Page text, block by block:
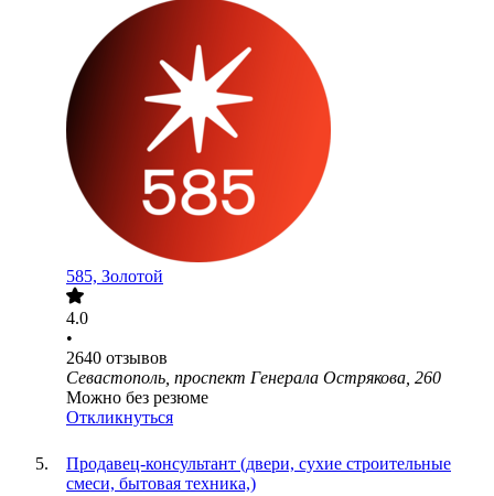
585, Золотой
4.0
•
2640 отзывов
Севастополь, проспект Генерала Острякова, 260
Можно без резюме
Откликнуться
Продавец-консультант (двери, сухие строительные
смеси, бытовая техника,)